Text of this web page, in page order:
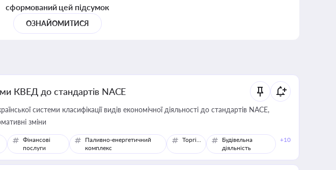
сформований цей підсумок
ОЗНАЙОМИТИСЯ
КВЕД до стандартів NACE
системи класифікації видів економічної діяльності до стандартів NACE,
зміни
Фінансові
послуги
Паливно-енергетичний
комплекс
Торгівля
Будівельна
діяльність
+10